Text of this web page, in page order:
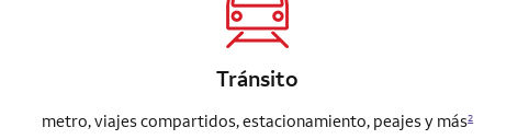
Tránsito
metro, viajes compartidos, estacionamiento, peajes y más2